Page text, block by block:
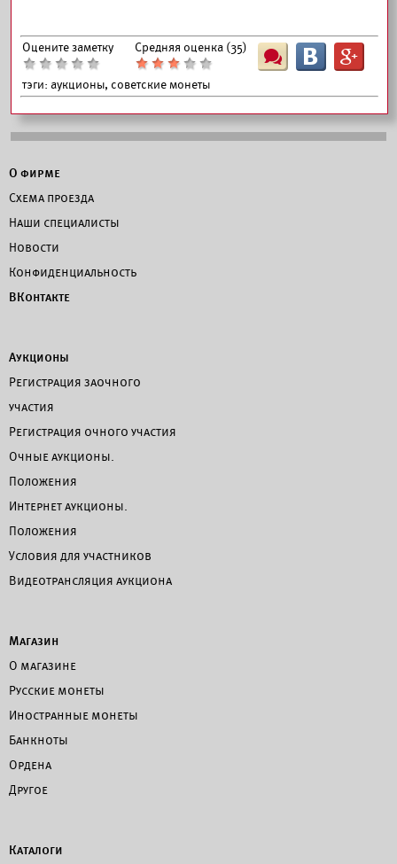
Оцените заметку Средняя оценка (35)
тэги: аукционы, советские монеты
Ш B G
О фирме
Схема проезда
Наши специалисты
Новости
Конфиденциальность
ВКонтакте
Аукционы
Регистрация заочного
участия
Регистрация очного участия
Очные аукционы.
Положения
Интернет аукционы.
Положения
Условия для участников
Видеотрансляция аукциона
Магазин
О магазине
Русские монеты
Иностранные монеты
Банкноты
Ордена
Другое
Каталоги